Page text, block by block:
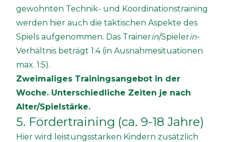
gewohnten Technik- und Koordinationstraining
werden hier auch die taktischen Aspekte des
Spiels aufgenommen. Das Trainerin/Spielerin-
Verhältnis beträgt 1:4 (in Ausnahmesituationen
max. 1:5).
Zweimaliges Trainingsangebot in der
Woche. Unterschiedliche Zeiten je nach
Alter/Spielstärke.
5. Fördertraining (ca. 9-18 Jahre)
Hier wird leistungsstarken Kindern zusätzlich